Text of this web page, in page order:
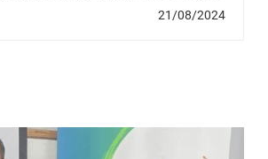
21/08/2024